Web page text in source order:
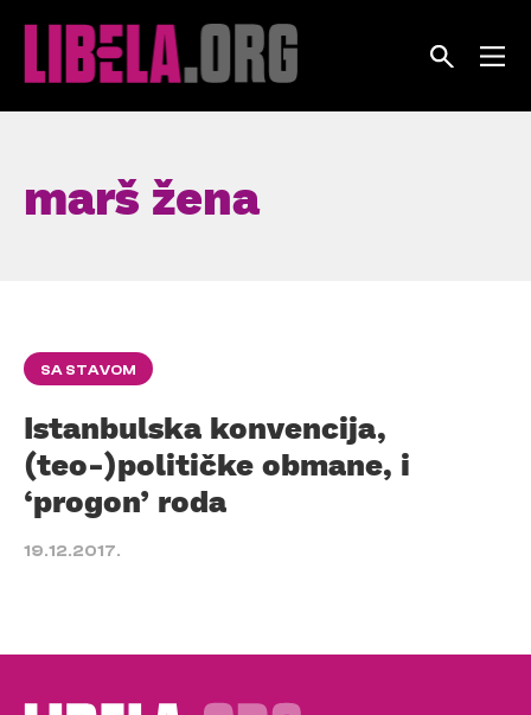
marš žena
SA STAVOM
Istanbulska konvencija,
(teo-)političke obmane, i
‘progon’ roda
19.12.2017.